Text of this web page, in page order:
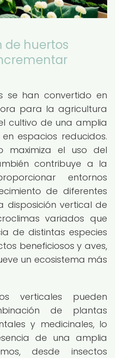
huertos
se han convertido en
para la agricultura
cultivo de una amplia
espacios reducidos.
maximiza el uso del
contribuye a la
entornos
de diferentes
disposición vertical de
variados que
de distintas especies
beneficiosos y aves,
un ecosistema más
verticales pueden
de plantas
y medicinales, lo
de una amplia
desde insectos